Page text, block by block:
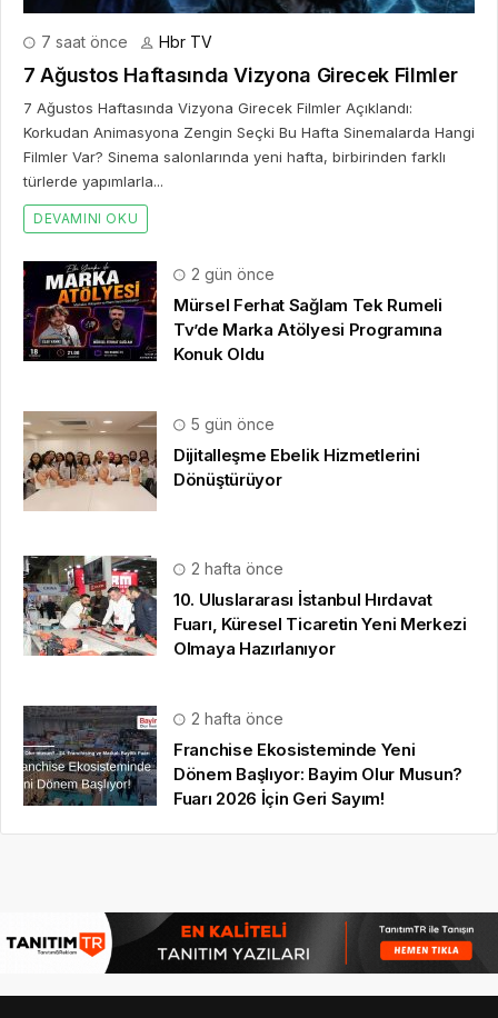
7 saat önce Hbr TV
7 Ağustos Haftasında Vizyona Girecek Filmler
7 Ağustos Haftasında Vizyona Girecek Filmler Açıklandı:
Korkudan Animasyona Zengin Seçki Bu Hafta Sinemalarda Hangi
Filmler Var? Sinema salonlarında yeni hafta, birbirinden farklı
türlerde yapımlarla...
DEVAMINI OKU
2 gün önce
Mürsel Ferhat Sağlam Tek Rumeli
Tv’de Marka Atölyesi Programına
Konuk Oldu
5 gün önce
Dijitalleşme Ebelik Hizmetlerini
Dönüştürüyor
2 hafta önce
10. Uluslararası İstanbul Hırdavat
Fuarı, Küresel Ticaretin Yeni Merkezi
Olmaya Hazırlanıyor
2 hafta önce
Franchise Ekosisteminde Yeni
Dönem Başlıyor: Bayim Olur Musun?
Fuarı 2026 İçin Geri Sayım!